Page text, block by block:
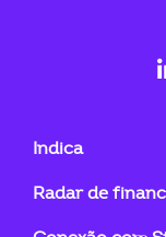
Indica
Radar de